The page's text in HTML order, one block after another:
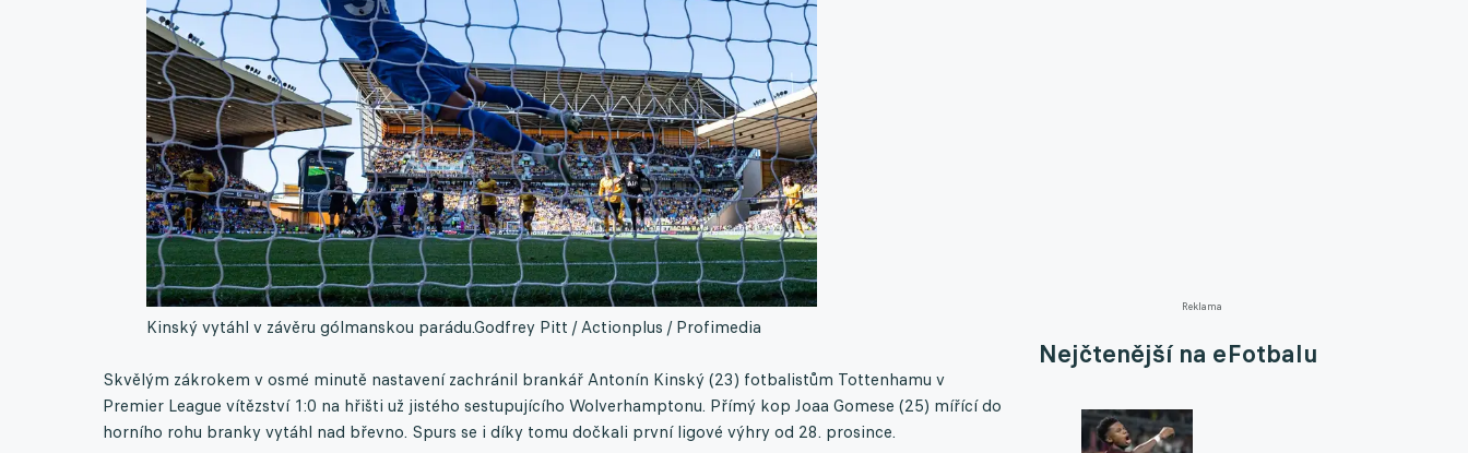
Reklama
Nejčtenější na eFotbalu
Kinský vytáhl v závěru gólmanskou parádu.Godfrey Pitt / Actionplus / Profimedia
Skvělým zákrokem v osmé minutě nastavení zachránil brankář Antonín Kinský (23) fotbalistům Tottenhamu v
Premier League vítězství 1:0 na hřišti už jistého sestupujícího Wolverhamptonu. Přímý kop Joaa Gomese (25) mířící do
horního rohu branky vytáhl nad břevno. Spurs se i díky tomu dočkali první ligové výhry od 28. prosince.